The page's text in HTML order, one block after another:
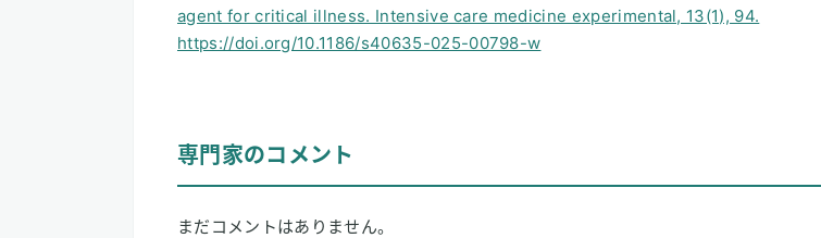
agent for critical illness. Intensive care medicine experimental, 13(1), 94.
https://doi.org/10.1186/s40635-025-00798-w
専門家のコメント
まだコメントはありません。